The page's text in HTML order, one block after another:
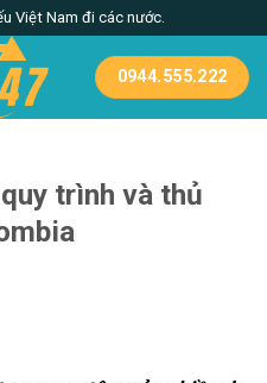
Việt Nam đi các nước.
0944.555.222
trình và thủ